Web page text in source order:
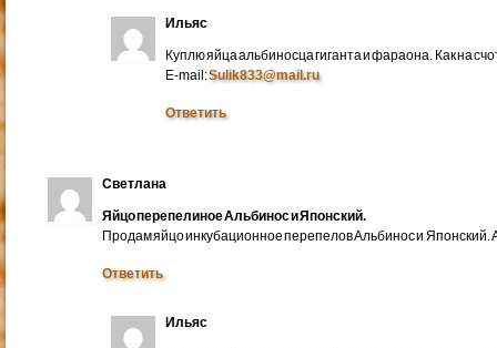
Ильяс
Куплю яйца альбиносца гиганта и фараона. Как на
E-mail:Sulik833@mail.ru
Ответить
Светлана
Яйцо перепелиное Альбинос и Японский.
Продам яйцо инкубационное перепелов Альбинос и
Ответить
Ильяс